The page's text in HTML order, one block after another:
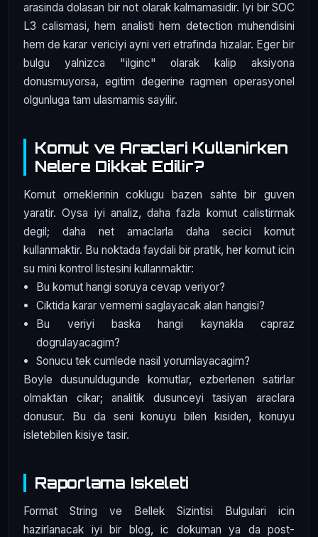
arasinda dolasan bir not olarak kalmamasidir. Iyi bir SOC
L3 calismasi, hem analisti hem detection muhendisini
hem de karar vericiyi ayni veri etrafinda hizalar. Eger bir
bulgu yalnizca "ilginc" olarak kalip aksiyona
donusmuyorsa, egitim degerine ragmen operasyonel
olgunluga tam ulasmamis sayilir.
Komut ve Araclari Kullanirken
Nelere Dikkat Edilir?
Komut orneklerinin coklugu bazen sahte bir guven
yaratir. Oysa iyi analiz, daha fazla komut calistirmak
degil; daha net amaclarla daha secici komut
kullanmaktir. Bu noktada faydali bir pratik, her komut icin
su mini kontrol listesini kullanmaktir:
Bu komut hangi soruya cevap veriyor?
Ciktida karar vermemi saglayacak alan hangisi?
Bu veriyi baska hangi kaynakla capraz
dogrulayacagim?
Sonucu tek cumlede nasil yorumlayacagim?
Boyle dusunuldugunde komutlar, ezberlenen satirlar
olmaktan cikar; analitik dusunceyi tasiyan araclara
donusur. Bu da seni konuyu bilen kisiden, konuyu
isletebilen kisiye tasir.
Raporlama Iskeleti
Format String ve Bellek Sizintisi Bulgulari icin
hazirlanacak iyi bir blog, ic dokuman ya da post-